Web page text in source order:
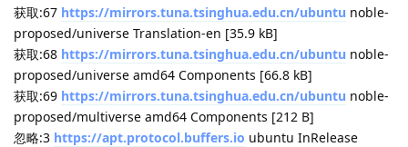
获取:29 http://archive.ubuntu.com/ubuntunoble-updates
InRelease [126 kB]
错误:20 https://downloads.cursor.com/aptrepostable
InRelease
由于没有公钥，无法验证下列签名： NO_PUBKEY
42A1772E62E492D6
获取:30http://ddebs.ubuntu.comnoble-updates InRelease